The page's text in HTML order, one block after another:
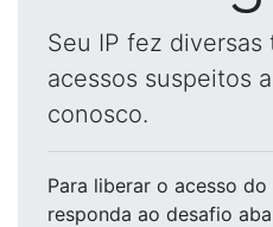
Seu IP fez
acessos suspeitos
conosco.
Para liberar o acesso do
responda ao desafio